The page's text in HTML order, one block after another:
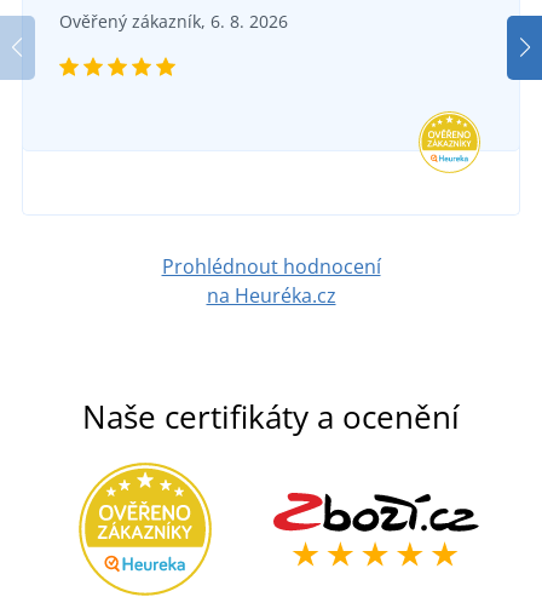
Ověřený zákazník, 6. 8. 2026
Prohlédnout hodnocení
na Heuréka.cz
Naše certifikáty a ocenění